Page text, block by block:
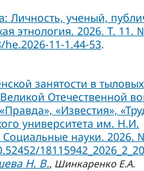
Личность, ученый,
этнология. 2026. Т. 11.
he.2026-11-1.44-53.
занятости в тыловых
Отечественной
«Известия»,
университета им. Н.И.
Социальные науки. 2026.
Н. В., Шинкаренко Е.А.